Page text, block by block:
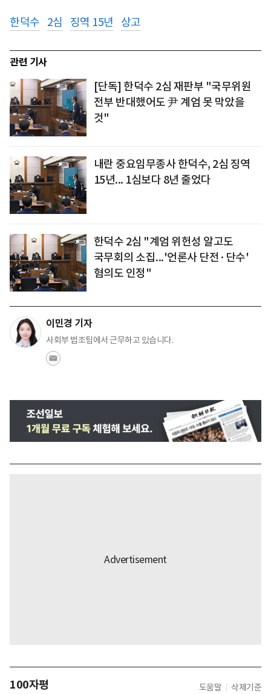
한덕수 2심 징역 15년 상고
관련 기사
[단독] 한덕수 2심 재판부 "국무위원
전부 반대했어도 尹 계엄 못 막았을
것"
내란 중요임무종사 한덕수, 2심 징역
15년... 1심보다 8년 줄었다
한덕수 2심 "계엄 위헌성 알고도
국무회의 소집...'언론사 단전·단수'
혐의도 인정"
이민경 기자
사회부 법조팀에서 근무하고 있습니다.
100자평 도움말 삭제기준